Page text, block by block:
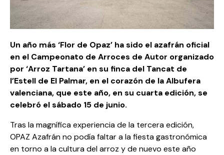
Un año más ‘Flor de Opaz’ ha sido el azafrán oficial
en el Campeonato de Arroces de Autor organizado
por ‘Arroz Tartana’ en su finca del Tancat de
l’Estell de El Palmar, en el corazón de la Albufera
valenciana, que este año, en su cuarta edición, se
celebró el sábado 15 de junio.
Tras la magnífica experiencia de la tercera edición,
OPAZ Azafrán no podía faltar a la fiesta gastronómica
en torno a la cultura del arroz y de nuevo este año